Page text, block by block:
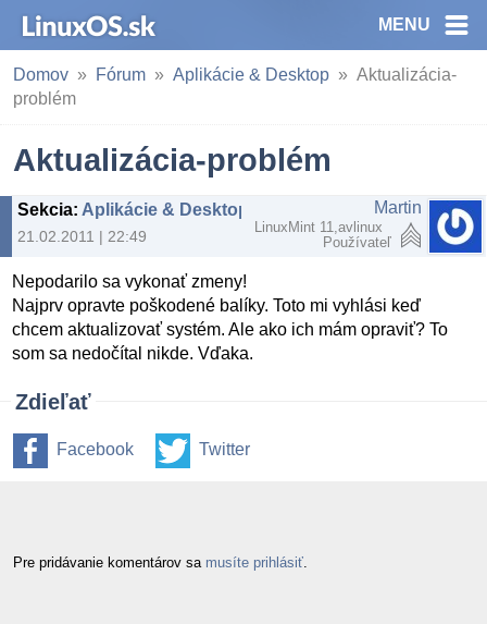
MENU
Domov Fórum Aplikácie & Desktop
Aktualizácia-
problém
Aktualizácia-problém
Sekcia: Aplikácie & Desktop
21.02.2011 | 22:49
Martin
LinuxMint 11,avlinux
Používateľ
Nepodarilo sa vykonať zmeny!
Najprv opravte poškodené balíky. Toto mi vyhlási keď
chcem aktualizovať systém. Ale ako ich mám opraviť? To
som sa nedočítal nikde. Vďaka.
Zdieľať
Facebook Twitter
Pre pridávanie komentárov sa musíte prihlásiť